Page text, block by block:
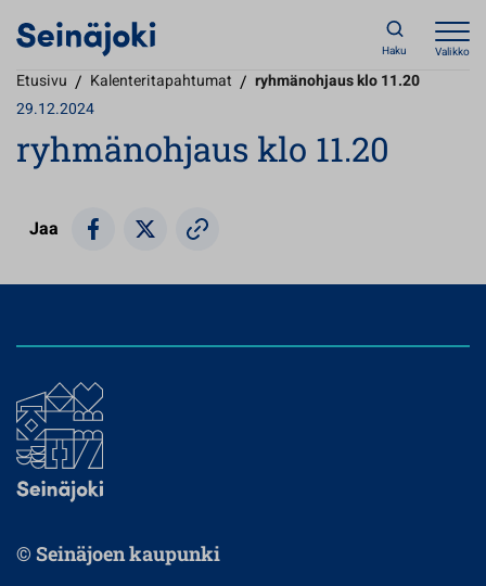
Haku Valikko
Etusivu / Kalenteritapahtumat / ryhmänohjaus klo 11.20
29.12.2024
ryhmänohjaus klo 11.20
Jaa
© Seinäjoen kaupunki